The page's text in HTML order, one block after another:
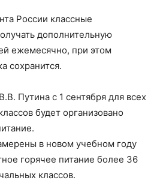
России классные
дополнительную
ежемесячно, при этом
сохранится.
Путина с 1 сентября для всех
будет организовано
в новом учебном году
горячее питание более 36
классов.